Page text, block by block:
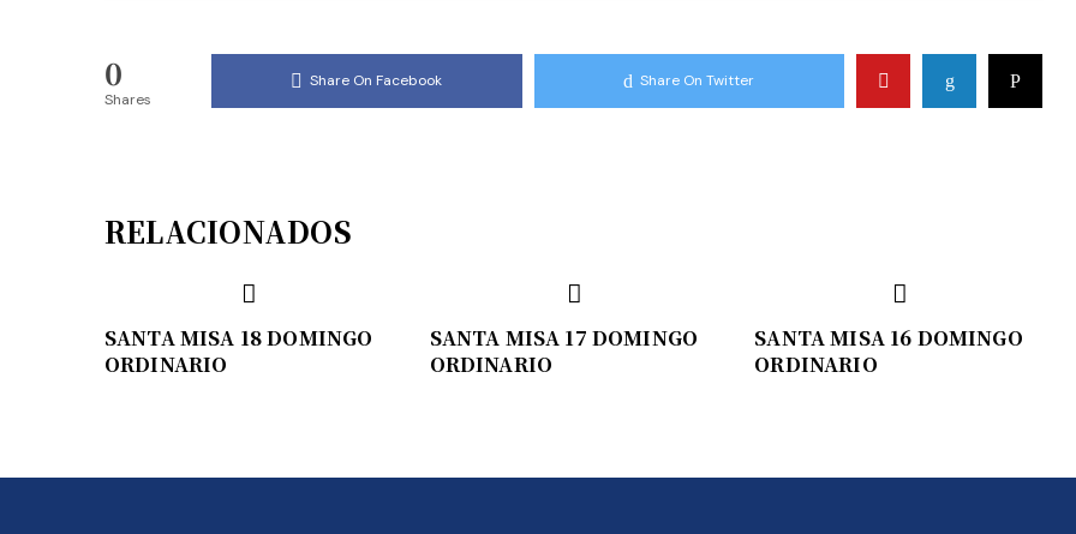
0
Shares
Share On Facebook Share On Twitter
RELACIONADOS
SANTA MISA 18 DOMINGO
ORDINARIO
SANTA MISA 17 DOMINGO
ORDINARIO
SANTA MISA 16 DOMINGO
ORDINARIO